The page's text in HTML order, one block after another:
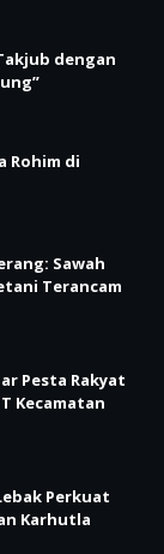
dengan
Rohim di
Sawah
Terancam
Pesta Rakyat
Kecamatan
Perkuat
Karhutla